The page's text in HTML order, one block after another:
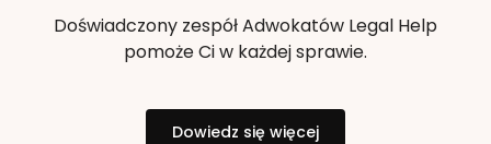
Doświadczony zespół Adwokatów Legal Help
pomoże Ci w każdej sprawie.
Dowiedz się więcej